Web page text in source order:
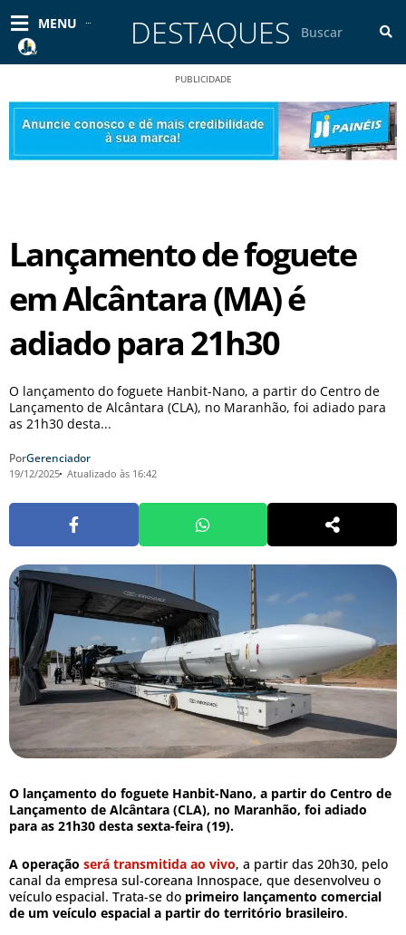
para
conteúdo
MENU DESTAQUES
PUBLICIDADE
Lançamento de foguete
em Alcântara (MA) é
adiado para 21h30
O lançamento do foguete Hanbit-Nano, a partir do Centro de
Lançamento de Alcântara (CLA), no Maranhão, foi adiado para
as 21h30 desta...
PorGerenciador
19/12/2025 Atualizado às 16:42
O lançamento do foguete Hanbit-Nano, a partir do Centro de
Lançamento de Alcântara (CLA), no Maranhão, foi adiado
para as 21h30 desta sexta-feira (19).
A operação será transmitida ao vivo, a partir das 20h30, pelo
canal da empresa sul-coreana Innospace, que desenvolveu o
veículo espacial. Trata-se do primeiro lançamento comercial
de um veículo espacial a partir do território brasileiro.